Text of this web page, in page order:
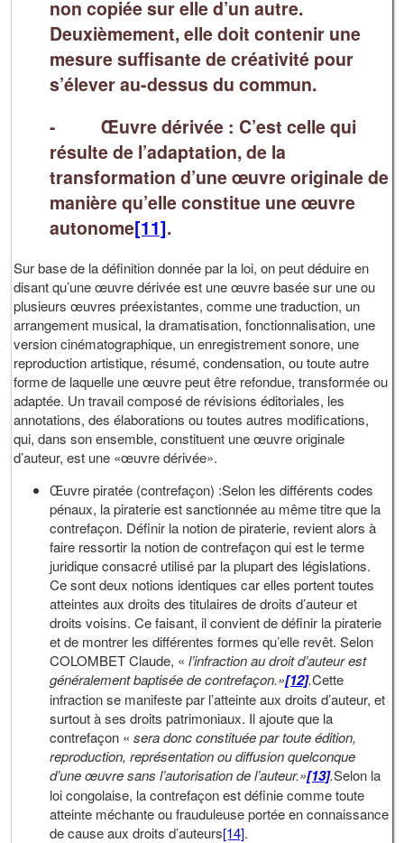
non copiée sur elle d’un autre.
Deuxièmement, elle doit contenir une
mesure suffisante de créativité pour
s’élever au-dessus du commun.
- Œuvre dérivée : C’est celle qui
résulte de l’adaptation, de la
transformation d’une œuvre originale de
manière qu’elle constitue une œuvre
autonome[11].
Sur base de la définition donnée par la loi, on peut déduire en
disant qu’une œuvre dérivée est une œuvre basée sur une ou
plusieurs œuvres préexistantes, comme une traduction, un
arrangement musical, la dramatisation, fonctionnalisation, une
version cinématographique, un enregistrement sonore, une
reproduction artistique, résumé, condensation, ou toute autre
forme de laquelle une œuvre peut être refondue, transformée ou
adaptée. Un travail composé de révisions éditoriales, les
annotations, des élaborations ou toutes autres modifications,
qui, dans son ensemble, constituent une œuvre originale
d’auteur, est une «œuvre dérivée».
Œuvre piratée (contrefaçon) :Selon les différents codes
pénaux, la piraterie est sanctionnée au même titre que la
contrefaçon. Définir la notion de piraterie, revient alors à
faire ressortir la notion de contrefaçon qui est le terme
juridique consacré utilisé par la plupart des législations.
Ce sont deux notions identiques car elles portent toutes
atteintes aux droits des titulaires de droits d’auteur et
droits voisins. Ce faisant, il convient de définir la piraterie
et de montrer les différentes formes qu’elle revêt. Selon
COLOMBET Claude, «l’infraction au droit d’auteur est
généralement baptisée de contrefaçon.»[12].Cette
infraction se manifeste par l’atteinte aux droits d’auteur, et
surtout à ses droits patrimoniaux. Il ajoute que la
contrefaçon «sera donc constituée par toute édition,
reproduction, représentation ou diffusion quelconque
d’une œuvre sans l’autorisation de l’auteur.»[13].Selon la
loi congolaise, la contrefaçon est définie comme toute
atteinte méchante ou frauduleuse portée en connaissance
de cause aux droits d’auteurs[14].